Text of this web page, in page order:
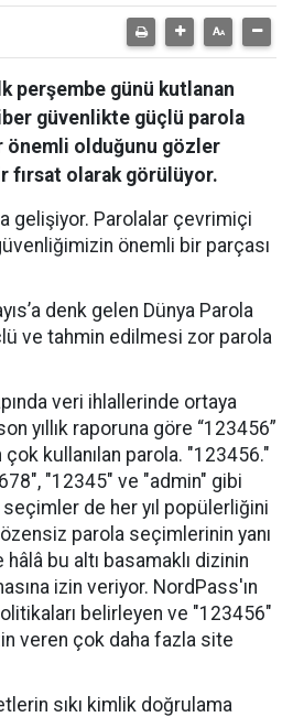
perşembe günü kutlanan
güvenlikte güçlü parola
önemli olduğunu gözler
fırsat olarak görülüyor.
gelişiyor. Parolalar çevrimiçi
önemli bir parçası
denk gelen Dünya Parola
ve tahmin edilmesi zor parola
veri ihlallerinde ortaya
yıllık raporuna göre “123456”
çok kullanılan parola. "123456."
"12345" ve "admin" gibi
de her yıl popülerliğini
özensiz parola seçimlerinin yanı
bu altı basamaklı dizinin
izin veriyor. NordPass'ın
belirleyen ve "123456"
veren çok daha fazla site
sıkı kimlik doğrulama